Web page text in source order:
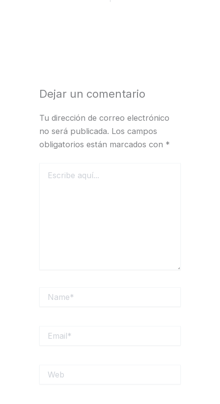
Dejar un comentario
Tu dirección de correo electrónico
no será publicada. Los campos
obligatorios están marcados con *
aquí...